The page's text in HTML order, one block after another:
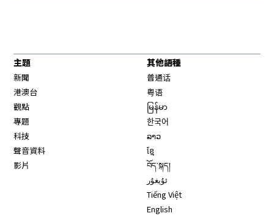
主題
新聞
港澳台
觀點
專題
科技
聲音資料
影片
其他語種
普通话
粤语
မြန်မာ
한국어
ລາວ
ខ្មែ
བོད་སྐད།
ئۇيغۇر
Tiếng Việt
English